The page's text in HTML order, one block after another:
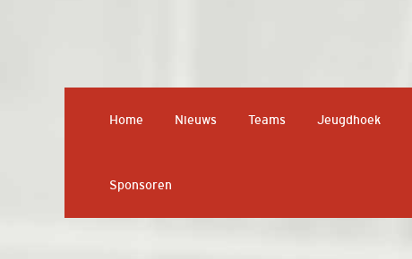
Home Nieuws Teams Jeugdhoek
Sponsoren